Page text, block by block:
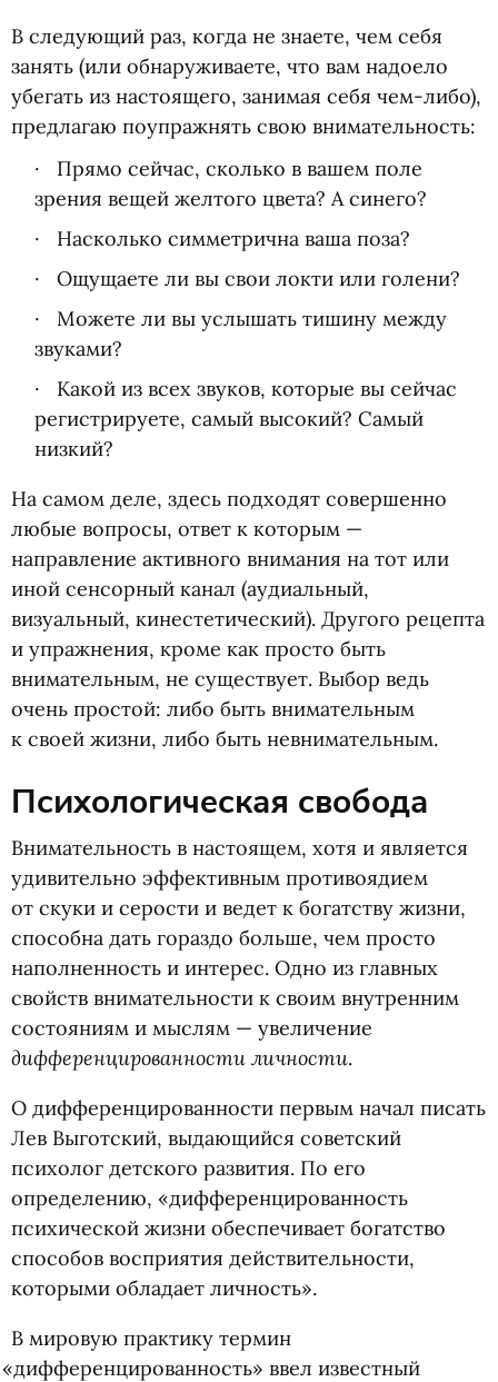
В следующий раз, когда не знаете, чем себя
занять (или обнаруживаете, что вам надоело
убегать из настоящего, занимая себя чем-либо),
предлагаю поупражнять свою внимательность:
Прямо сейчас, сколько в вашем поле
зрения вещей желтого цвета? А синего?
Насколько симметрична ваша поза?
Ощущаете ли вы свои локти или голени?
Можете ли вы услышать тишину между
звуками?
Какой из всех звуков, которые вы сейчас
регистрируете, самый высокий? Самый
низкий?
На самом деле, здесь подходят совершенно
любые вопросы, ответ к которым —
направление активного внимания на тот или
иной сенсорный канал (аудиальный,
визуальный, кинестетический). Другого рецепта
и упражнения, кроме как просто быть
внимательным, не существует. Выбор ведь
очень простой: либо быть внимательным
к своей жизни, либо быть невнимательным.
Психологическая свобода
Внимательность в настоящем, хотя и является
удивительно эффективным противоядием
от скуки и серости и ведет к богатству жизни,
способна дать гораздо больше, чем просто
наполненность и интерес. Одно из главных
свойств внимательности к своим внутренним
состояниям и мыслям — увеличение
дифференцированности личности.
О дифференцированности первым начал писать
Лев Выготский, выдающийся советский
психолог детского развития. По его
определению, «дифференцированность
психической жизни обеспечивает богатство
способов восприятия действительности,
которыми обладает личность».
В мировую практику термин
«дифференцированность» ввел известный